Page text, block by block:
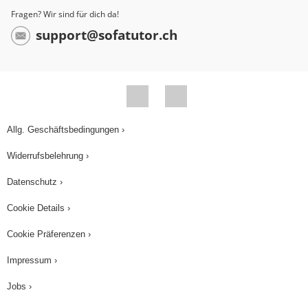
Subject (Rob) – verb (paints) – object (a tall tree),
main verbs – und Hilfsverben – auxiliary verbs.
Der größte Unterschied: main verbs können
alleine stehen, also ohne weiteres Verb, wie es in
Vollverb und braucht daher kein zweites Verb.
Hilfsverben hingegen brauchen ein weiteres
Fragen? Wir sind für dich da!
support@sofatutor.ch
Allg. Geschäftsbedingungen ›
Widerrufsbelehrung ›
Datenschutz ›
Cookie Details ›
Cookie Präferenzen ›
Impressum ›
Jobs ›